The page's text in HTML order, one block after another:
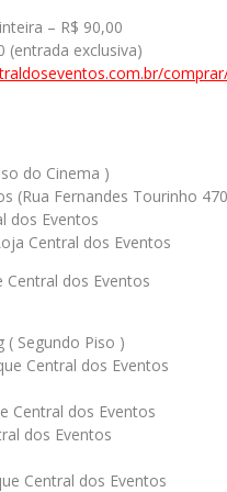
– R$ 90,00
(entrada exclusiva)
do Cinema )
(Rua Fernandes Tourinho
dos Eventos
Central dos Eventos
dos Eventos
Segundo Piso )
Central dos Eventos
Central dos Eventos
dos Eventos
Central dos Eventos